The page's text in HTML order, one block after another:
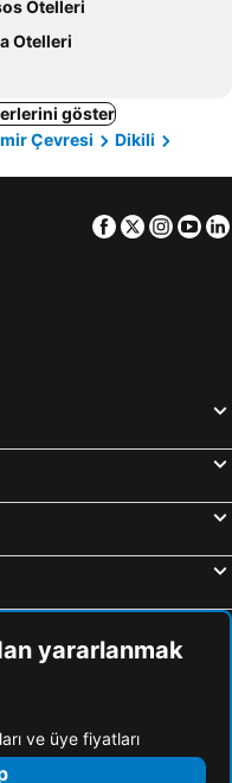
Otelleri
Otelleri
göster
Çevresi
Dikili
Facebook
Twitter
yararlanmak
ve üye fiyatları